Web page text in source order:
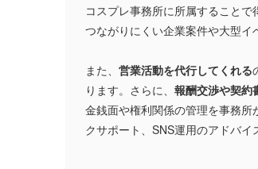
コスプレ事務所に所属すること
つながりにくい企業案件や大型イ
また、 営業活動を代行してくれる
ります。さらに、 報酬交渉や契約
金銭面や権利関係の管理を事務
クサポート、SNS運用のアドバイ